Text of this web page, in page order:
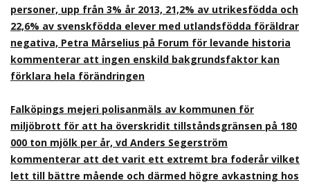
personer, upp från 3% år 2013, 21,2% av utrikesfödda och
22,6% av svenskfödda elever med utlandsfödda föräldrar
negativa, Petra Mårselius på Forum för levande historia
kommenterar att ingen enskild bakgrundsfaktor kan
förklara hela förändringen
Falköpings mejeri polisanmäls av kommunen för
miljöbrott för att ha överskridit tillståndsgränsen på 180
000 ton mjölk per år, vd Anders Segerström
kommenterar att det varit ett extremt bra foderår vilket
lett till bättre mående och därmed högre avkastning hos